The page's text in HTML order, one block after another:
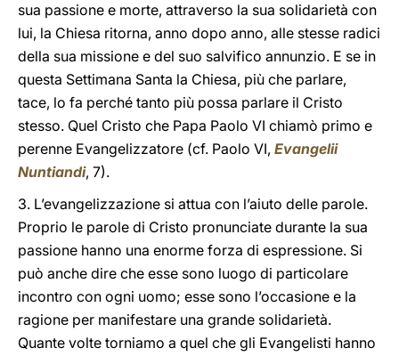
sua passione e morte, attraverso la sua solidarietà con
lui, la Chiesa ritorna, anno dopo anno, alle stesse radici
della sua missione e del suo salvifico annunzio. E se in
questa Settimana Santa la Chiesa, più che parlare,
tace, lo fa perché tanto più possa parlare il Cristo
stesso. Quel Cristo che Papa Paolo VI chiamò primo e
perenne Evangelizzatore (cf. Paolo VI, Evangelii
Nuntiandi, 7).
3. L’evangelizzazione si attua con l’aiuto delle parole.
Proprio le parole di Cristo pronunciate durante la sua
passione hanno una enorme forza di espressione. Si
può anche dire che esse sono luogo di particolare
incontro con ogni uomo; esse sono l’occasione e la
ragione per manifestare una grande solidarietà.
Quante volte torniamo a quel che gli Evangelisti hanno